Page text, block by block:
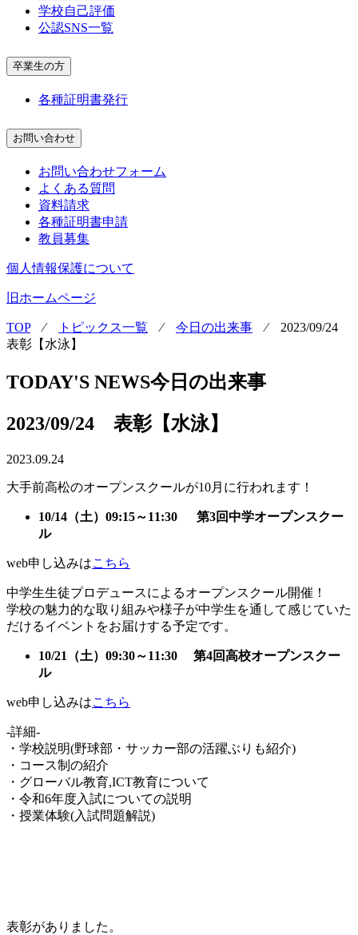
学校自己評価
公認SNS一覧
卒業生の方
各種証明書発行
お問い合わせ
お問い合わせフォーム
よくある質問
資料請求
各種証明書申請
教員募集
個人情報保護について
旧ホームページ
TOP⁄ トピックス一覧 ⁄ 今日の出来事 ⁄ 2023/09/24
表彰【水泳】
TODAY'S NEWS今日の出来事
2023/09/24 表彰【水泳】
2023.09.24
大手前高松のオープンスクールが10月に行われます！
10/14（土）09:15～11:30 第3回中学オープンスクー
ル
web申し込みはこちら
中学生生徒プロデュースによるオープンスクール開催！
学校の魅力的な取り組みや様子が中学生を通して感じていた
だけるイベントをお届けする予定です。
10/21（土）09:30～11:30 第4回高校オープンスクー
ル
web申し込みはこちら
-詳細-
・学校説明(野球部・サッカー部の活躍ぶりも紹介)
・コース制の紹介
・グローバル教育,ICT教育について
・令和6年度入試についての説明
・授業体験(入試問題解説)
表彰がありました。